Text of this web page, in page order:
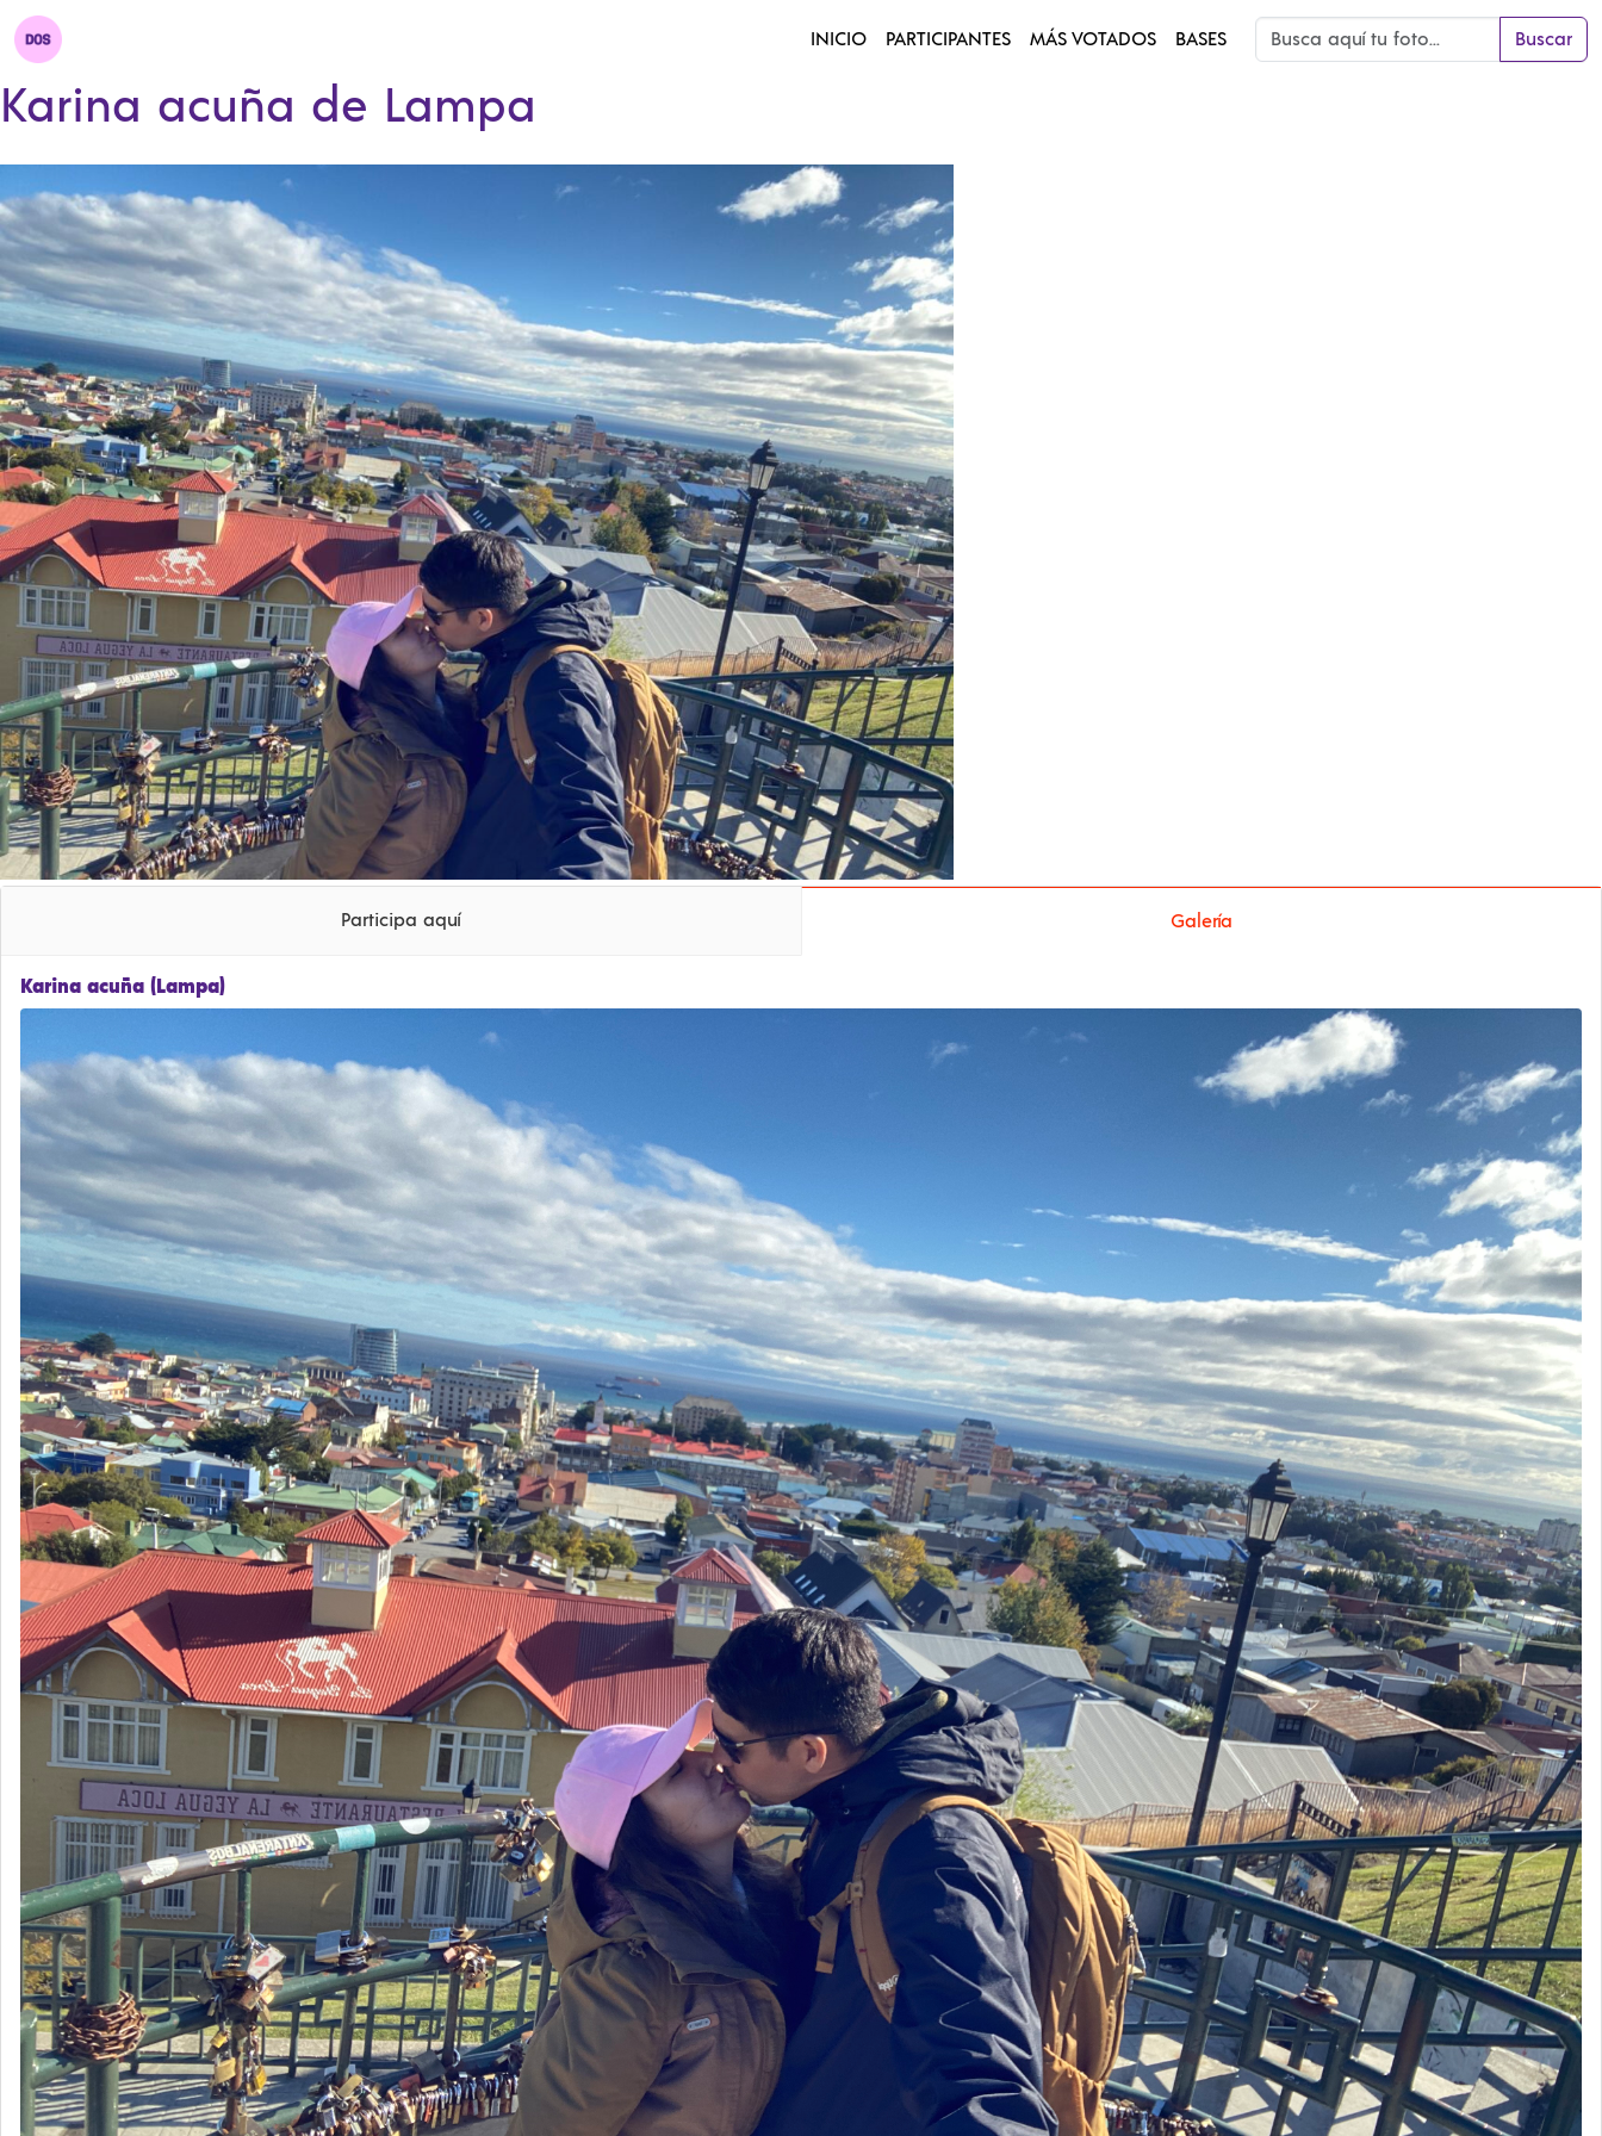
INICIO PARTICIPANTES MÁS VOTADOS BASES Buscar
Karina acuña de Lampa
Participa aquí Galería
Karina acuña (Lampa)